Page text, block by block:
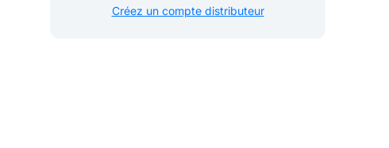
Créez un compte distributeur